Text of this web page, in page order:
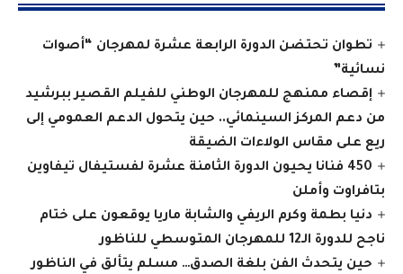
تطوان تحتضن الدورة الرابعة عشرة لمهرجان “أصوات
نسائية”
إقصاء ممنهج للمهرجان الوطني للفيلم القصير ببرشيد
من دعم المركز السينمائي.. حين يتحول الدعم العمومي إلى
ريع على مقاس الولاءات الضيقة
450 فنانا يحيون الدورة الثامنة عشرة لفستيفال تيفاوين
بتافراوت وأملن
دنيا بطمة وكرم الريفي والشابة ماريا يوقعون على ختام
ناجح للدورة الـ12 للمهرجان المتوسطي للناظور
حين يتحدث الفن بلغة الصدق… مسلم يتألق في الناظور